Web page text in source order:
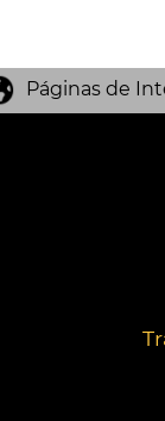
Páginas de